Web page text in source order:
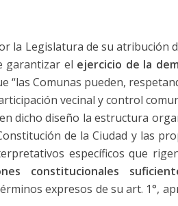
la Legislatura de su atribución
garantizar el ejercicio de la
“las Comunas pueden,
vecinal y control
dicho diseño la estructura
de la Ciudad y las
específicos que
constitucionales
expresos de su art. 1°,